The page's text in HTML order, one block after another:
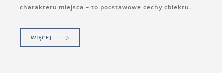
charakteru miejsca – to podstawowe cechy obiektu.
WIĘCEJ